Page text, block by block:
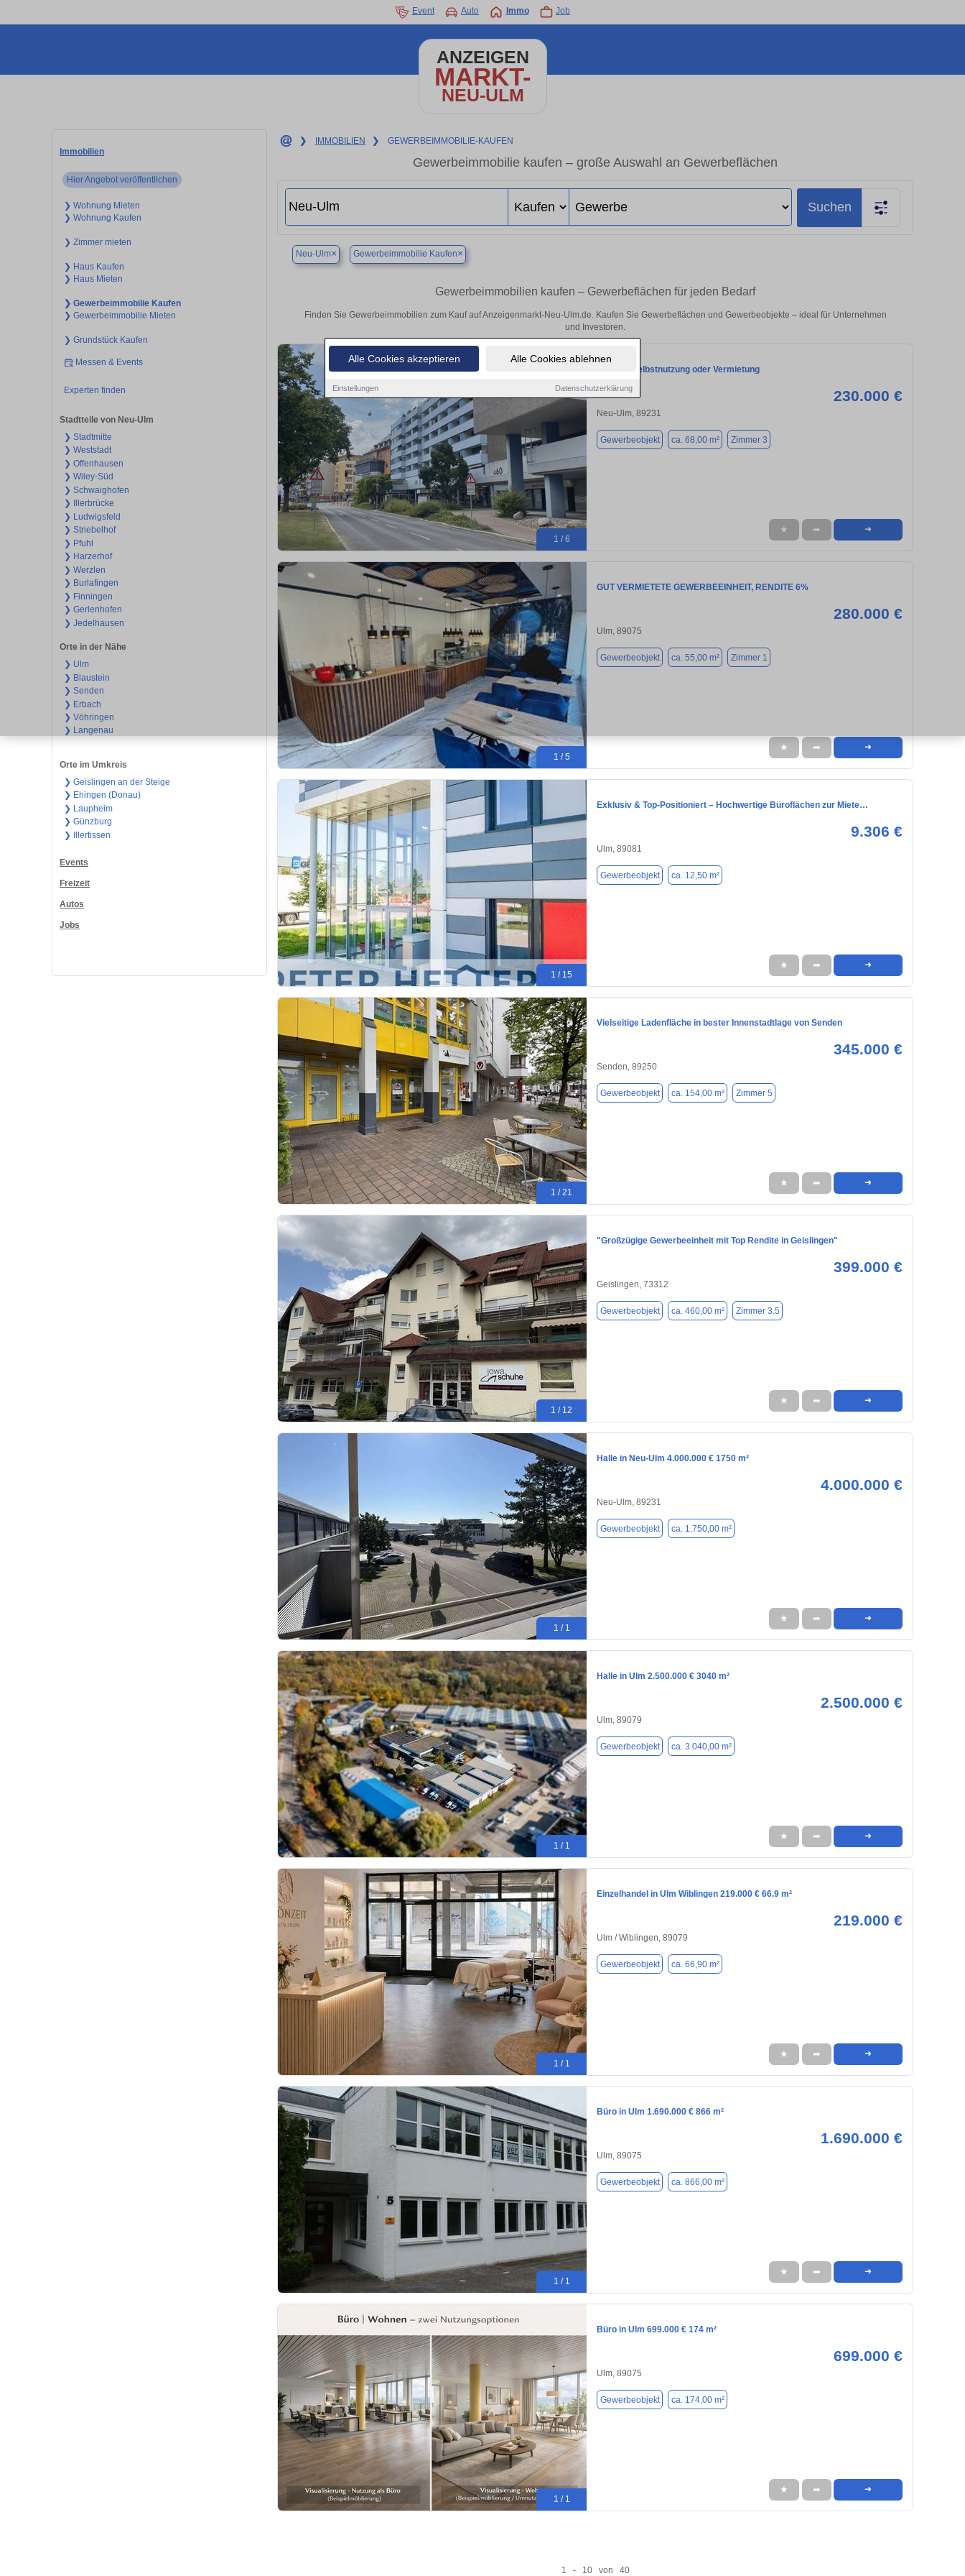
Alle Cookies akzeptieren Alle Cookies ablehnen
Einstellungen Datenschutzerklärung
Event Auto Immo Job
ANZEIGEN
MARKT-
NEU-ULM
Immobilien
Hier Angebot veröffentlichen
❯ Wohnung Mieten
❯ Wohnung Kaufen
❯ Zimmer mieten
❯ Haus Kaufen
❯ Haus Mieten
❯ Gewerbeimmobilie Kaufen
❯ Gewerbeimmobilie Mieten
❯ Grundstück Kaufen
Messen & Events
Experten finden
Stadtteile von Neu-Ulm
❯ Stadtmitte
❯ Weststadt
❯ Offenhausen
❯ Wiley-Süd
❯ Schwaighofen
❯ Illerbrücke
❯ Ludwigsfeld
❯ Striebelhof
❯ Pfuhl
❯ Harzerhof
❯ Werzlen
❯ Burlafingen
❯ Finningen
❯ Gerlenhofen
❯ Jedelhausen
Orte in der Nähe
❯ Ulm
❯ Blaustein
❯ Senden
❯ Erbach
❯ Vöhringen
❯ Langenau
Orte im Umkreis
❯ Geislingen an der Steige
❯ Ehingen (Donau)
❯ Laupheim
❯ Günzburg
❯ Illertissen
Events
Freizeit
Autos
Jobs
❯ IMMOBILIEN ❯ GEWERBEIMMOBILIE-KAUFEN
Gewerbeimmobilie kaufen – große Auswahl an Gewerbeflächen
Suchen
Neu-Ulm× Gewerbeimmobilie Kaufen×
Gewerbeimmobilien kaufen – Gewerbeflächen für jeden Bedarf
Finden Sie Gewerbeimmobilien zum Kauf auf Anzeigenmarkt-Neu-Ulm.de. Kaufen Sie Gewerbeflächen und Gewerbeobjekte – ideal für Unternehmen
und Investoren.
1 / 6
Ideal für Selbstnutzung oder Vermietung
230.000 €
Neu-Ulm, 89231
Gewerbeobjekt ca. 68,00 m² Zimmer 3
★ ➦ ➜
1 / 5
GUT VERMIETETE GEWERBEEINHEIT, RENDITE 6%
280.000 €
Ulm, 89075
Gewerbeobjekt ca. 55,00 m² Zimmer 1
★ ➦ ➜
1 / 15
Exklusiv & Top‑Positioniert – Hochwertige Büroflächen zur Miete…
9.306 €
Ulm, 89081
Gewerbeobjekt ca. 12,50 m²
★ ➦ ➜
1 / 21
Vielseitige Ladenfläche in bester Innenstadtlage von Senden
345.000 €
Senden, 89250
Gewerbeobjekt ca. 154,00 m² Zimmer 5
★ ➦ ➜
1 / 12
"Großzügige Gewerbeeinheit mit Top Rendite in Geislingen"
399.000 €
Geislingen, 73312
Gewerbeobjekt ca. 460,00 m² Zimmer 3.5
★ ➦ ➜
1 / 1
Halle in Neu-Ulm 4.000.000 € 1750 m²
4.000.000 €
Neu-Ulm, 89231
Gewerbeobjekt ca. 1.750,00 m²
★ ➦ ➜
1 / 1
Halle in Ulm 2.500.000 € 3040 m²
2.500.000 €
Ulm, 89079
Gewerbeobjekt ca. 3.040,00 m²
★ ➦ ➜
1 / 1
Einzelhandel in Ulm Wiblingen 219.000 € 66.9 m²
219.000 €
Ulm / Wiblingen, 89079
Gewerbeobjekt ca. 66,90 m²
★ ➦ ➜
1 / 1
Büro in Ulm 1.690.000 € 866 m²
1.690.000 €
Ulm, 89075
Gewerbeobjekt ca. 866,00 m²
★ ➦ ➜
1 / 1
Büro in Ulm 699.000 € 174 m²
699.000 €
Ulm, 89075
Gewerbeobjekt ca. 174,00 m²
★ ➦ ➜
1 - 10 von 40